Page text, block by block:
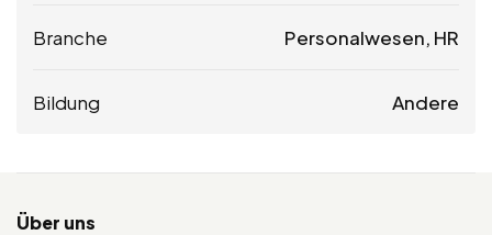
Branche Personalwesen, HR
Bildung Andere
Über uns